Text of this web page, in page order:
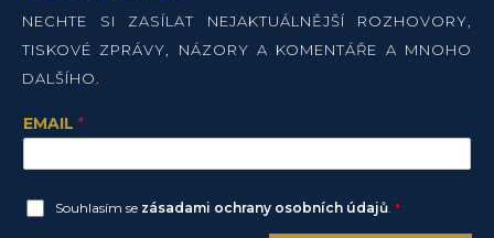
NECHTE SI ZASÍLAT NEJAKTUÁLNĚJŠÍ ROZHOVORY,
TISKOVÉ ZPRÁVY, NÁZORY A KOMENTÁŘE A MNOHO
DALŠÍHO.
EMAIL *
Souhlasím se zásadami ochrany osobních údajů. *